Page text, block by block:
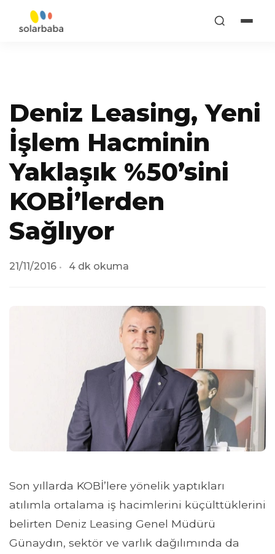
Deniz Leasing, Yeni
İşlem Hacminin
Yaklaşık %50’sini
KOBİ’lerden
Sağlıyor
21/11/2016 4 dk okuma
Son yıllarda KOBİ’lere yönelik yaptıkları
atılımla ortalama iş hacimlerini küçülttüklerini
belirten Deniz Leasing Genel Müdürü
Günaydın, sektör ve varlık dağılımında da